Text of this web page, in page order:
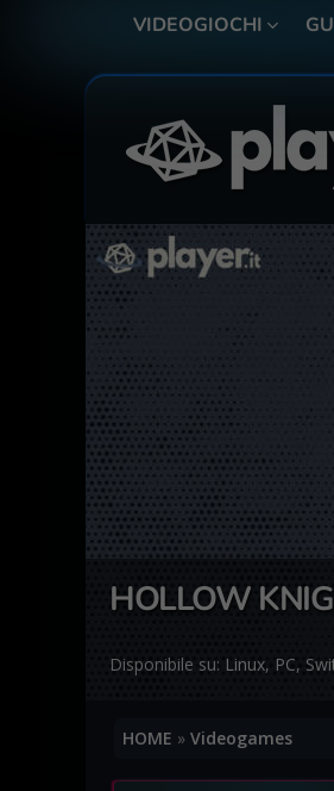
VIDEOGIOCHI
HOLLOW
Disponibile su: Linux, PC,
HOME » Videogames